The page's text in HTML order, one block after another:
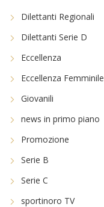
Dilettanti Regionali
Dilettanti Serie D
Eccellenza
Eccellenza Femminile
Giovanili
news in primo piano
Promozione
Serie B
Serie C
sportinoro TV